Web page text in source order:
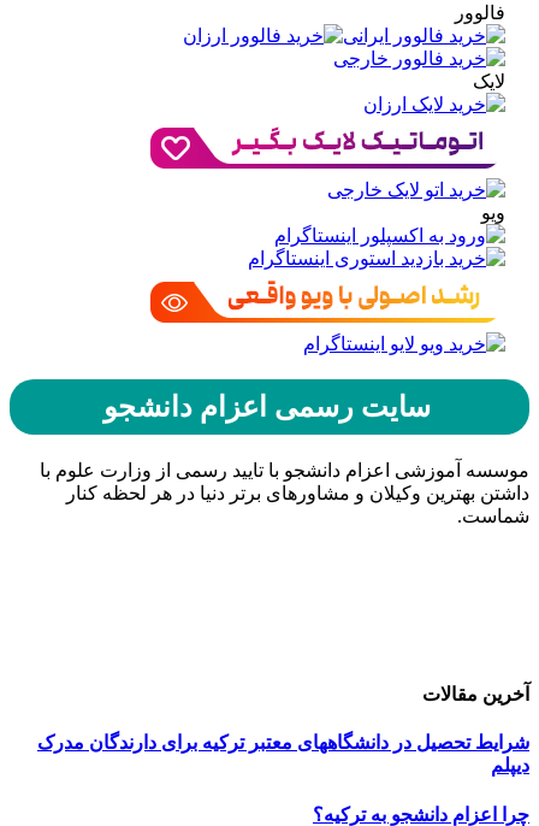
فالوور
لایک
ویو
سایت رسمی اعزام دانشجو
موسسه آموزشی اعزام دانشجو با تایید رسمی از وزارت علوم با
داشتن بهترین وکیلان و مشاورهای برتر دنیا در هر لحظه کنار
شماست.
آخرین مقالات
شرایط تحصیل در دانشگاههای معتبر ترکیه برای دارندگان مدرک
دیپلم
چرا اعزام دانشجو به ترکیه؟